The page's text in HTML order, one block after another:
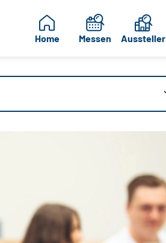
Home Messen Aussteller